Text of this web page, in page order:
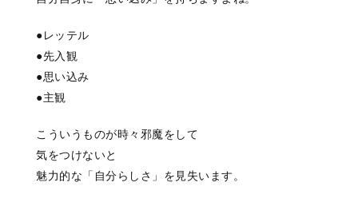
●レッテル
●先入観
●思い込み
●主観
こういうものが時々邪魔をして
気をつけないと
魅力的な「自分らしさ」を見失います。